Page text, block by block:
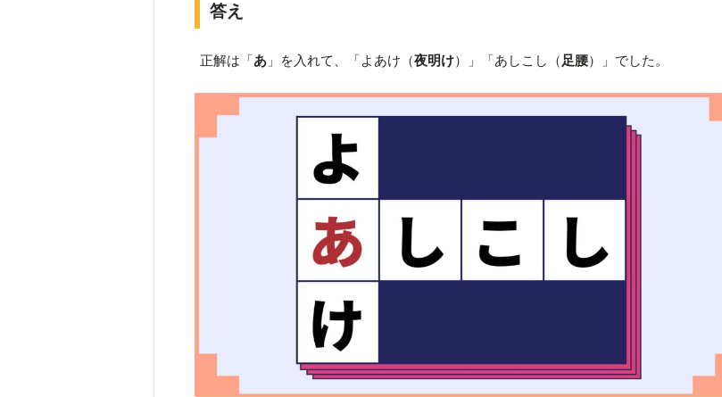
答え
正解は「あ 」を入れて、「よあけ（夜明け）」「あしこし（ 足腰）」でした。